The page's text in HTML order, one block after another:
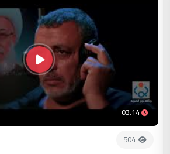
03:14
504